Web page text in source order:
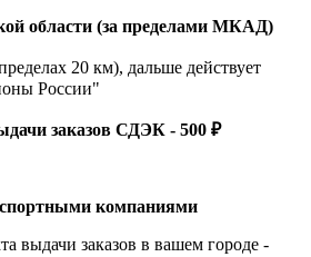
области (за пределами МКАД)
20 км), дальше действует
России"
заказов СДЭК - 500 ₽
компаниями
выдачи заказов в вашем городе -